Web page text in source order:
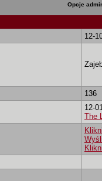
Opcje
12-
136
12-
The